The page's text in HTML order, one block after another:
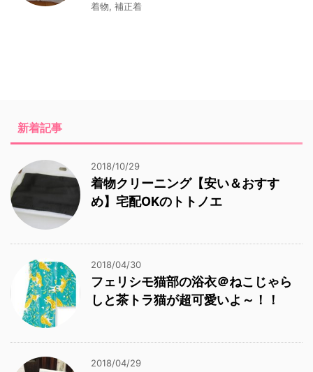
着物, 補正着
新着記事
2018/10/29
着物クリーニング【安い＆おすす
め】宅配OKのトトノエ
2018/04/30
フェリシモ猫部の浴衣＠ねこじゃら
しと茶トラ猫が超可愛いよ～！！
2018/04/29